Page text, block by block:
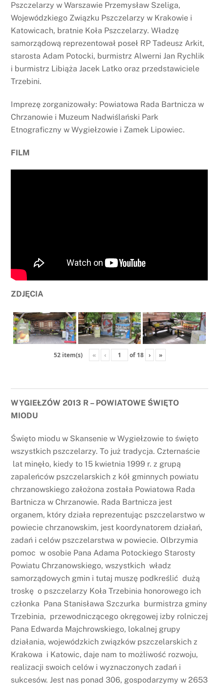
Pszczelarzy w Warszawie Przemysław Szeliga,
Wojewódzkiego Związku Pszczelarzy w Krakowie i
Katowicach, bratnie Koła Pszczelarzy. Władzę
samorządową reprezentował poseł RP Tadeusz Arkit,
starosta Adam Potocki, burmistrz Alwerni Jan Rychlik
i burmistrz Libiąża Jacek Latko oraz przedstawiciele
Trzebini.
Imprezę zorganizowały: Powiatowa Rada Bartnicza w
Chrzanowie i Muzeum Nadwiślański Park
Etnograficzny w Wygiełzowie i Zamek Lipowiec.
FILM
ZDJĘCIA
52 item(s) « ‹ of 18 › »
WYGIEŁZÓW 2013 R – POWIATOWE ŚWIĘTO
MIODU
Święto miodu w Skansenie w Wygiełzowie to święto
wszystkich pszczelarzy. To już tradycja. Czternaście
lat minęło, kiedy to 15 kwietnia 1999 r. z grupą
zapaleńców pszczelarskich z kół gminnych powiatu
chrzanowskiego założona została Powiatowa Rada
Bartnicza w Chrzanowie. Rada Bartnicza jest
organem, który działa reprezentując pszczelarstwo w
powiecie chrzanowskim, jest koordynatorem działań,
zadań i celów pszczelarstwa w powiecie. Olbrzymia
pomoc w osobie Pana Adama Potockiego Starosty
Powiatu Chrzanowskiego, wszystkich władz
samorządowych gmin i tutaj muszę podkreślić dużą
troskę o pszczelarzy Koła Trzebinia honorowego ich
członka Pana Stanisława Szczurka burmistrza gminy
Trzebinia, przewodniczącego okręgowej izby rolniczej
Pana Edwarda Majchrowskiego, lokalnej grupy
działania, wojewódzkich związków pszczelarskich z
Krakowa i Katowic, daje nam to możliwość rozwoju,
realizacji swoich celów i wyznaczonych zadań i
sukcesów. Jest nas ponad 306, gospodarzymy w 2653